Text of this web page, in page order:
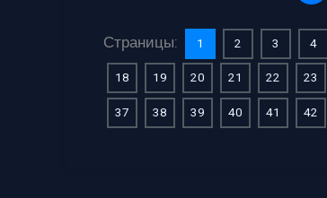
Страницы: 1 2 3 4
18
19 20 21 22 23
37
38 39 40 41 42